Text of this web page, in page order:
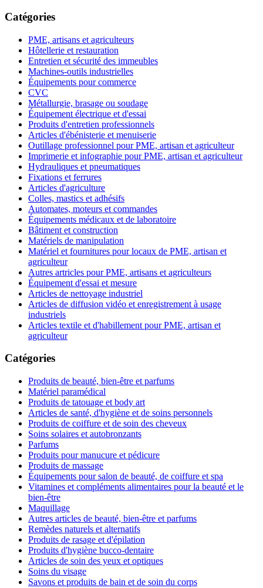
Catégories
PME, artisans et agriculteurs
Hôtellerie et restauration
Entretien et sécurité des immeubles
Machines-outils industrielles
Équipements pour commerce
CVC
Métallurgie, brasage ou soudage
Équipement électrique et d'essai
Produits d'entretien professionnels
Articles d'ébénisterie et menuiserie
Outillage professionnel pour PME, artisan et agriculteur
Imprimerie et infographie pour PME, artisan et agriculteur
Hydrauliques et pneumatiques
Fixations et ferrures
Articles d'agriculture
Colles, mastics et adhésifs
Automates, moteurs et commandes
Équipements médicaux et de laboratoire
Bâtiment et construction
Matériels de manipulation
Matériel et fournitures pour locaux de PME, artisan et
agriculteur
Autres artricles pour PME, artisans et agriculteurs
Équipement d'essai et mesure
Articles de nettoyage industriel
Articles de diffusion vidéo et enregistrement à usage
industriels
Articles textile et d'habillement pour PME, artisan et
agriculteur
Catégories
Produits de beauté, bien-être et parfums
Matériel paramédical
Produits de tatouage et body art
Articles de santé, d'hygiène et de soins personnels
Produits de coiffure et de soin des cheveux
Soins solaires et autobronzants
Parfums
Produits pour manucure et pédicure
Produits de massage
Équipements pour salon de beauté, de coiffure et spa
Vitamines et compléments alimentaires pour la beauté et le
bien-être
Maquillage
Autres articles de beauté, bien-être et parfums
Remèdes naturels et alternatifs
Produits de rasage et d'épilation
Produits d'hygiène bucco-dentaire
Articles de soin des yeux et optiques
Soins du visage
Savons et produits de bain et de soin du corps